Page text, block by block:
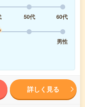
50代
60代
男性
詳しく見る